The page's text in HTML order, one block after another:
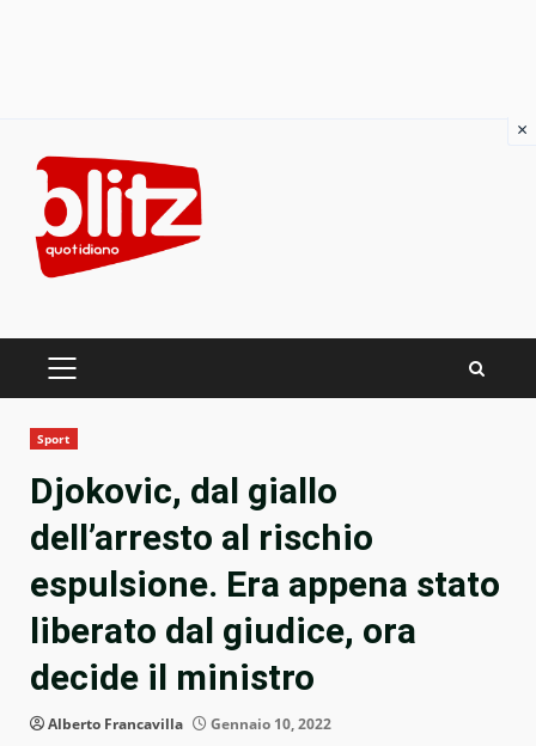
content
PRIMARY
Sport
Djokovic, dal giallo
dell’arresto al rischio
espulsione. Era appena stato
liberato dal giudice, ora
decide il ministro
Alberto Francavilla Gennaio 10, 2022
×